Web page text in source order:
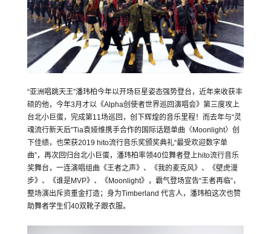
“亚洲唱跳天王”潘玮柏今年以开场巨星姿态强势登台，近年来收获丰
硕的他，今年3月才以《Alpha创使者世界巡回演唱会》第三度攻上
台北小巨蛋，完成第11场巡回，创下辉煌的音乐里程！而去年与“灵
魂流行新天后”Tia袁娅维携手合作的国际话题单曲〈Moonlight〉创
下佳绩，也荣获2019 hito流行音乐奖颁奖典礼“最受欢迎数字单
曲”，再次回归台北小巨蛋，潘玮柏率领40位舞者登上hito流行音乐
奖舞台，一连演唱组曲《王者之声》、《我的麦克风》、《壁虎漫
步》、《谁是MVP》、《Moonlight》，霸气登场宣告“王者再临”，
整场演出斥资重金打造；身为Timberland 代言人，潘玮柏这次也赞
助舞者学生们40双靴子跟衣服。